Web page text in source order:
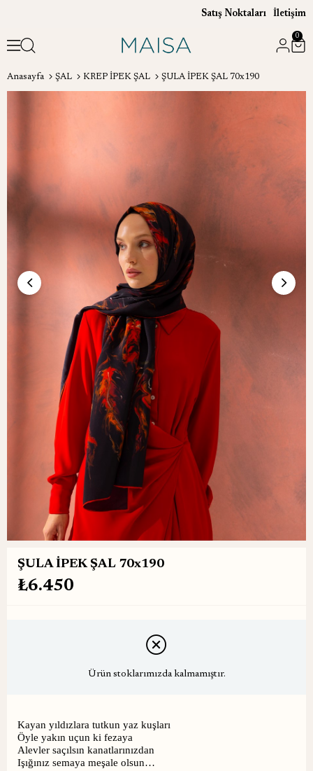
Satış Noktaları İletişim
0
Anasayfa ŞAL KREP İPEK ŞAL ŞULA İPEK ŞAL 70x190
ŞULA İPEK ŞAL 70x190
₺6.450
Ürün stoklarımızda kalmamıştır.
Kayan yıldızlara tutkun yaz kuşları
Öyle yakın uçun ki fezaya
Alevler saçılsın kanatlarınızdan
Işığınız semaya meşale olsun…